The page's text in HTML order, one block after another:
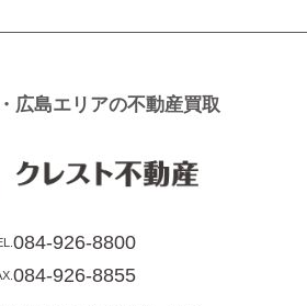
広島エリアの不動産買取
084-926-8800
084-926-8855